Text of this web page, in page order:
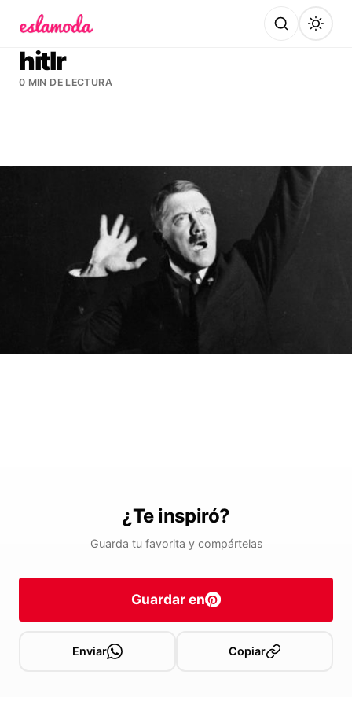
hitlr
0 MIN DE LECTURA
¿Te inspiró?
Guarda tu favorita y compártelas
Guardar en
Enviar Copiar